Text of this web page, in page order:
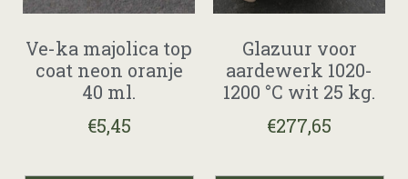
Ve-ka majolica top
coat neon oranje
40 ml.
€5,45
Glazuur voor
aardewerk 1020-
1200 °C wit 25 kg.
€277,65